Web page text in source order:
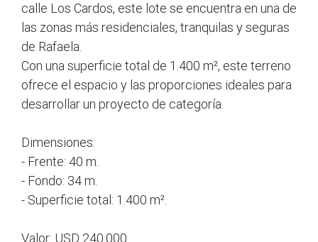
calle Los Cardos, este lote se encuentra en una de
las zonas más residenciales, tranquilas y seguras
de Rafaela.
Con una superficie total de 1.400 m², este terreno
ofrece el espacio y las proporciones ideales para
desarrollar un proyecto de categoría.
Dimensiones:
- Frente: 40 m.
- Fondo: 34 m.
- Superficie total: 1.400 m².
Valor: USD 240.000.